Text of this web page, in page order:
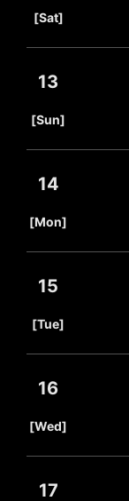
[Sat]
13
[Sun]
14
[Mon]
15
[Tue]
16
[Wed]
17